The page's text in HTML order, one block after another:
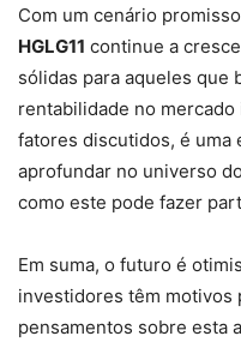
Com um cenário
HGLG11 continue a
sólidas para aqueles que
rentabilidade no
fatores discutidos, é uma
aprofundar no universo
como este pode fazer
Em suma, o futuro é
investidores têm motivos
pensamentos sobre esta